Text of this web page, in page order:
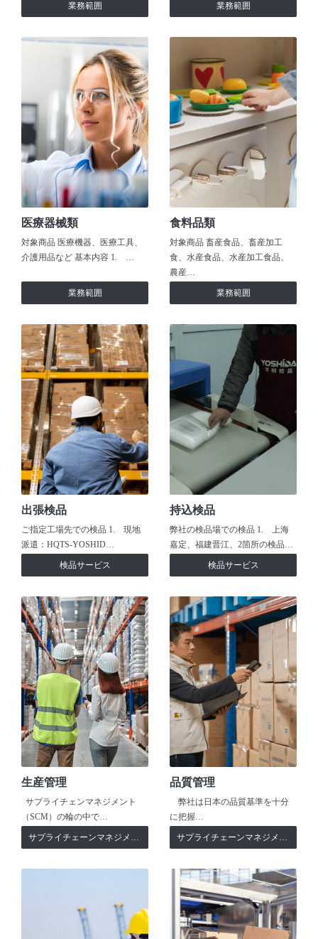
業務範囲 業務範囲
医療器械類
対象商品 医療機器、医療工具、
介護用品など 基本内容 1. …
業務範囲
食料品類
対象商品 畜産食品、畜産加工
食、水産食品、水産加工食品、
農産…
業務範囲
出張検品
ご指定工場先での検品 1. 現地
派遣：HQTS-YOSHID…
検品サービス
持込検品
弊社の検品場での検品 1. 上海
嘉定、福建晋江、2箇所の検品…
検品サービス
生産管理
サプライチェンマネジメント
（SCM）の輪の中で…
サプライチェーンマネジメント
品質管理
弊社は日本の品質基準を十分
に把握…
サプライチェーンマネジメント